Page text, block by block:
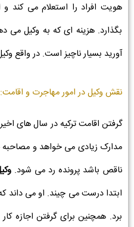
هویت افراد را استعلام می کند
بگذارد. هزینه ای که به وکیل می
آورید بسیار ناچیز است. در واقع
نقش وکیل در امور مهاجرت و اقامت:
گرفتن اقامت ترکیه در سال های
مدارک زیادی می خواهد و مصاحبه
ناقص باشد پرونده رد می شود.
ابتدا درست می چیند. او می داند
برد. همچنین برای گرفتن اجازه